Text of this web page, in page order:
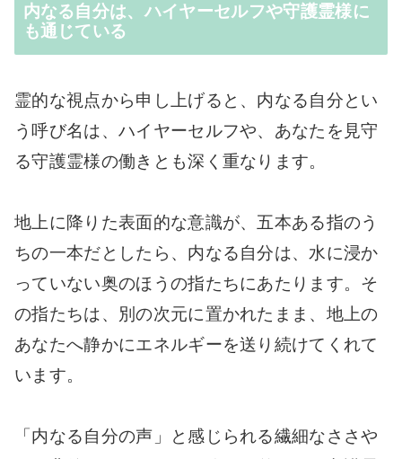
内なる自分は、ハイヤーセルフや守護霊様に
も通じている
霊的な視点から申し上げると、内なる自分とい
う呼び名は、ハイヤーセルフや、あなたを見守
る守護霊様の働きとも深く重なります。
地上に降りた表面的な意識が、五本ある指のう
ちの一本だとしたら、内なる自分は、水に浸か
っていない奥のほうの指たちにあたります。そ
の指たちは、別の次元に置かれたまま、地上の
あなたへ静かにエネルギーを送り続けてくれて
います。
「内なる自分の声」と感じられる繊細なささや